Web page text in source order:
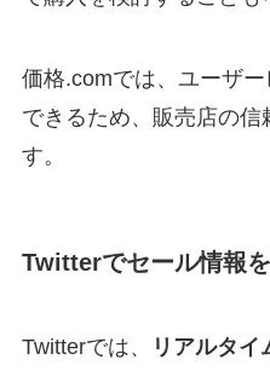
価格.comでは、ユーザ
できるため、販売店の信
す。
Twitterでセール情報
Twitterでは、
リアルタイ